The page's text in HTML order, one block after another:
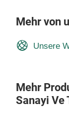
Mehr von
Unsere
Mehr
Sanayi Ve